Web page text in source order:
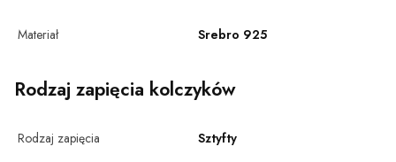
Materiał Srebro 925
Rodzaj zapięcia kolczyków
Rodzaj zapięcia Sztyfty